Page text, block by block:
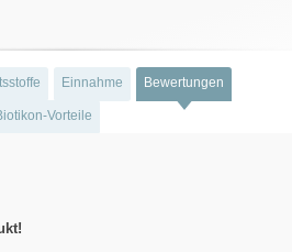
Einnahme Bewertungen
Vorteile